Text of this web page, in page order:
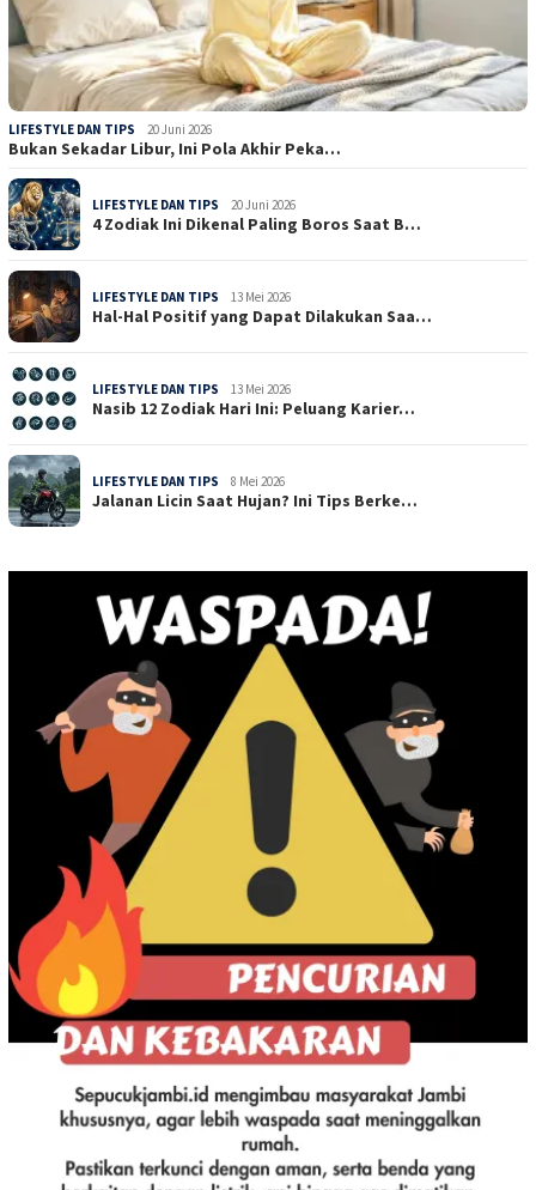
LIFESTYLE DAN TIPS 20 Juni 2026
Bukan Sekadar Libur, Ini Pola Akhir Peka…
LIFESTYLE DAN TIPS 20 Juni 2026
4 Zodiak Ini Dikenal Paling Boros Saat B…
LIFESTYLE DAN TIPS 13 Mei 2026
Hal-Hal Positif yang Dapat Dilakukan Saa…
LIFESTYLE DAN TIPS 13 Mei 2026
Nasib 12 Zodiak Hari Ini: Peluang Karier…
LIFESTYLE DAN TIPS 8 Mei 2026
Jalanan Licin Saat Hujan? Ini Tips Berke…